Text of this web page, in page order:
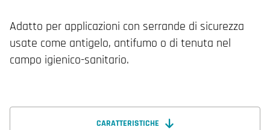
Adatto per applicazioni con serrande di sicurezza
usate come antigelo, antifumo o di tenuta nel
campo igienico-sanitario.
CARATTERISTICHE